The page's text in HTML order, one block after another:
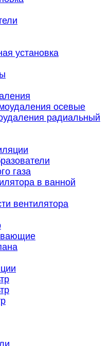
установка
осевые
радиальный
газа
в ванной
вентилятора